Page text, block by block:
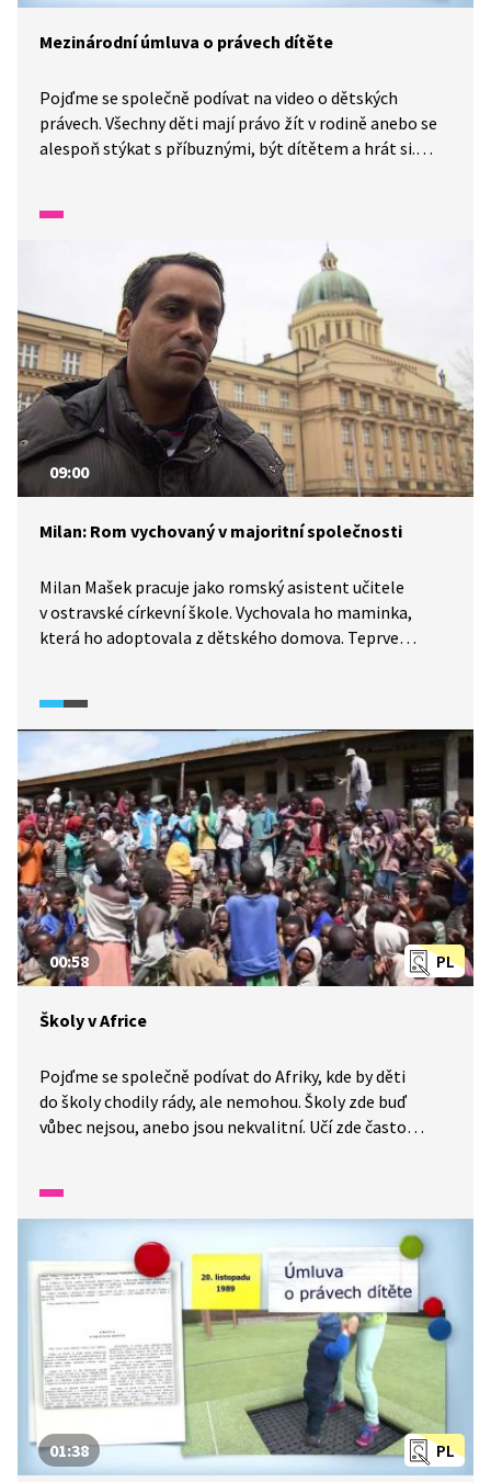
Mezinárodní úmluva o právech dítěte
Pojďme se společně podívat na video o dětských
právech. Všechny děti mají právo žít v rodině anebo se
alespoň stýkat s příbuznými, být dítětem a hrát si.
je v jejich zemi jediná šance na lepší život. Dalším
právem, které úmluva zaručuje, je právo na vzdělání,
stejně jako právo na informace.
09:00
Milan: Rom vychovaný v majoritní společnosti
Milan Mašek pracuje jako romský asistent učitele
v ostravské církevní škole. Vychovala ho maminka,
která ho adoptovala z dětského domova. Teprve
Na dětství má hezké vzpomínky a adoptivní matce je
vděčný nejen za poskytnuté vzdělání, ale především
za to, že ve výchově nijak nepotlačovala jeho romskou
identitu.
PL
00:58
Školy v Africe
Pojďme se společně podívat do Afriky, kde by děti
do školy chodily rády, ale nemohou. Školy zde buď
vůbec nejsou, anebo jsou nekvalitní. Učí zde často
je například Sýrie. Do školy nechodí ani tisíce dětí, jež
jsou s rodiči na útěku.
PL
01:38